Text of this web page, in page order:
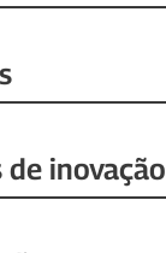
de inovação